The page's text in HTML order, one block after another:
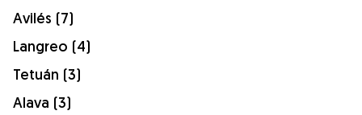
Avilés (7)
Langreo (4)
Tetuán (3)
Alava (3)